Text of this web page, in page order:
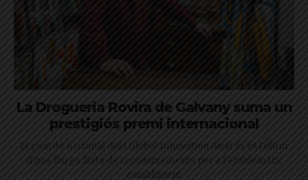
La Drogueria Rovira de Galvany suma un
prestigiós premi internacional
El guardó nacional dels Global Innovation Awards és l'últim
d'una llarga llista de reconeixements per a l'emblemàtic
establiment